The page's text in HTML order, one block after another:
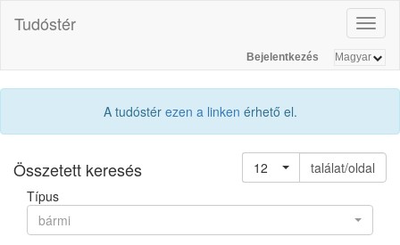
Tudóstér
Bejelentkezés
A tudóstér ezen a linken érhető el.
Összetett keresés 12
találat/oldal
Típus
bármi